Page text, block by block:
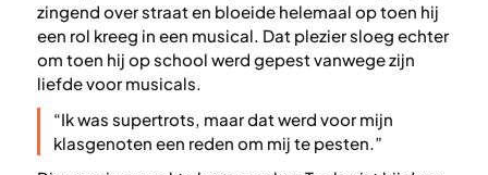
zingend over straat en bloeide helemaal op toen hij
een rol kreeg in een musical. Dat plezier sloeg echter
om toen hij op school werd gepest vanwege zijn
liefde voor musicals.
“Ik was supertrots, maar dat werd voor mijn
klasgenoten een reden om mij te pesten.”